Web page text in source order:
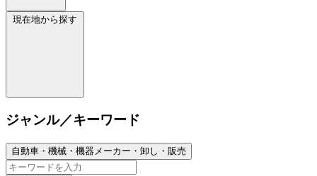
現在地から探す
ジャンル／キーワード
自動車・機械・機器メーカー・卸し・販売